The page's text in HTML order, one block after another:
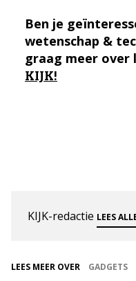
Ben je
wetenschap &
graag meer over
KIJK!
KIJK-redactie LEES
LEES MEER OVER GADGETS